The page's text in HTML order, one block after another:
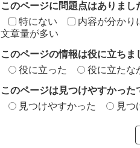
このページに問題点はありまし
特にない
内容が分かり
文章量が多い
このページの情報は役に立ちま
役に立った
役に立たな
このページは見つけやすかった
見つけやすかった
見つ